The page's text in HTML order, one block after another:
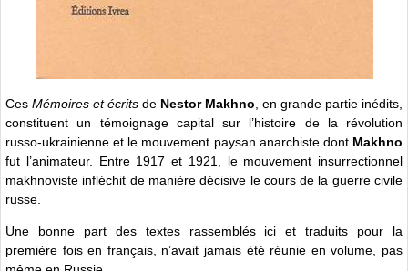
Ces Mémoires et écrits de Nestor Makhno , en grande partie inédits,
constituent un témoignage capital sur l’histoire de la révolution
russo-ukrainienne et le mouvement paysan anarchiste dont Makhno
fut l’animateur. Entre 1917 et 1921, le mouvement insurrectionnel
makhnoviste infléchit de manière décisive le cours de la guerre civile
russe.
Une bonne part des textes rassemblés ici et traduits pour la
première fois en français, n’avait jamais été réunie en volume, pas